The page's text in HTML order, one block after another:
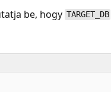
be, hogy TARGET_DB